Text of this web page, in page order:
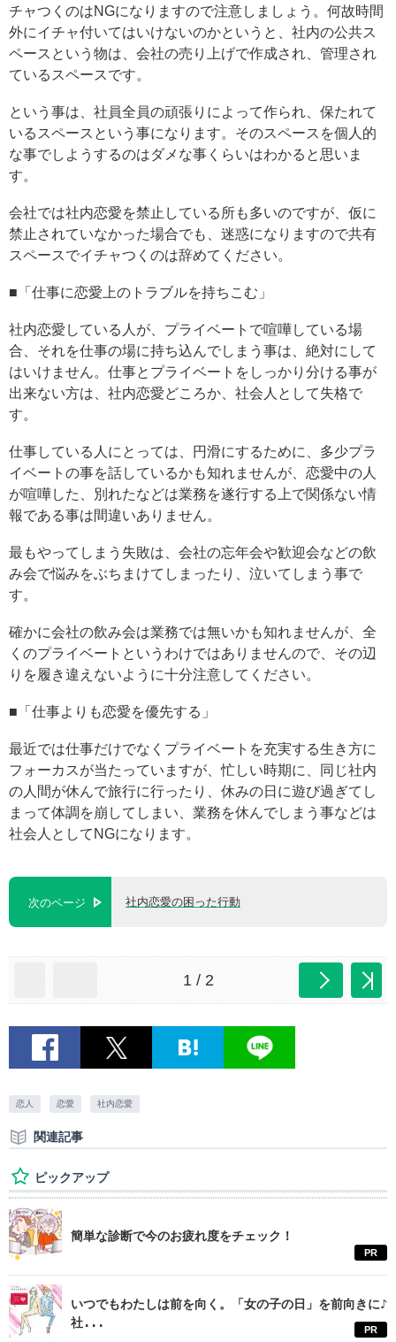
チャつくのはNGになりますので注意しましょう。何故時間
外にイチャ付いてはいけないのかというと、社内の公共ス
ペースという物は、会社の売り上げで作成され、管理され
ているスペースです。
という事は、社員全員の頑張りによって作られ、保たれて
いるスペースという事になります。そのスペースを個人的
な事でしようするのはダメな事くらいはわかると思いま
す。
会社では社内恋愛を禁止している所も多いのですが、仮に
禁止されていなかった場合でも、迷惑になりますので共有
スペースでイチャつくのは辞めてください。
■「仕事に恋愛上のトラブルを持ちこむ」
社内恋愛している人が、プライベートで喧嘩している場
合、それを仕事の場に持ち込んでしまう事は、絶対にして
はいけません。仕事とプライベートをしっかり分ける事が
出来ない方は、社内恋愛どころか、社会人として失格で
す。
仕事している人にとっては、円滑にするために、多少プラ
イベートの事を話しているかも知れませんが、恋愛中の人
が喧嘩した、別れたなどは業務を遂行する上で関係ない情
報である事は間違いありません。
最もやってしまう失敗は、会社の忘年会や歓迎会などの飲
み会で悩みをぶちまけてしまったり、泣いてしまう事で
す。
確かに会社の飲み会は業務では無いかも知れませんが、全
くのプライベートというわけではありませんので、その辺
りを履き違えないように十分注意してください。
■「仕事よりも恋愛を優先する」
最近では仕事だけでなくプライベートを充実する生き方に
フォーカスが当たっていますが、忙しい時期に、同じ社内
の人間が休んで旅行に行ったり、休みの日に遊び過ぎてし
まって体調を崩してしまい、業務を休んでしまう事などは
社会人としてNGになります。
次のページ 社内恋愛の困った行動
1 / 2
恋人 恋愛 社内恋愛
関連記事
ピックアップ
簡単な診断で今のお疲れ度をチェック！
PR
いつでもわたしは前を向く。「女の子の日」を前向きに♪
社...
PR